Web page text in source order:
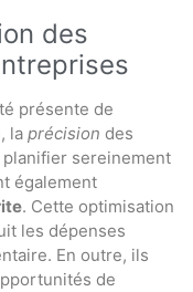
des
présente de
la précision des
sereinement
également
. Cette optimisation
les dépenses
En outre, ils
de